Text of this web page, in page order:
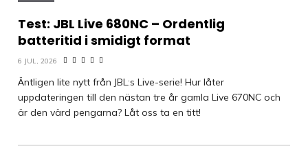
Test: JBL Live 680NC – Ordentlig
batteritid i smidigt format
6 JUL, 2026
Äntligen lite nytt från JBL:s Live-serie! Hur låter
uppdateringen till den nästan tre år gamla Live 670NC och
är den värd pengarna? Låt oss ta en titt!